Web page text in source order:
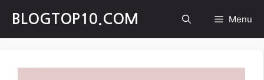
content
BLOGTOP10.COM Menu